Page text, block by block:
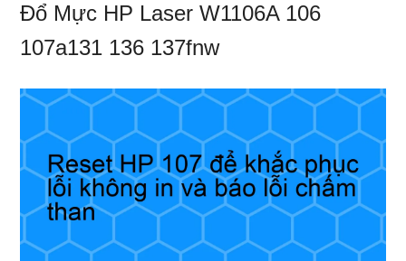
Đổ Mực HP Laser W1106A 106
107a131 136 137fnw